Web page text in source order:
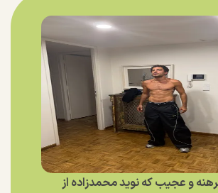
و عجیب که نوید محمدزاده از